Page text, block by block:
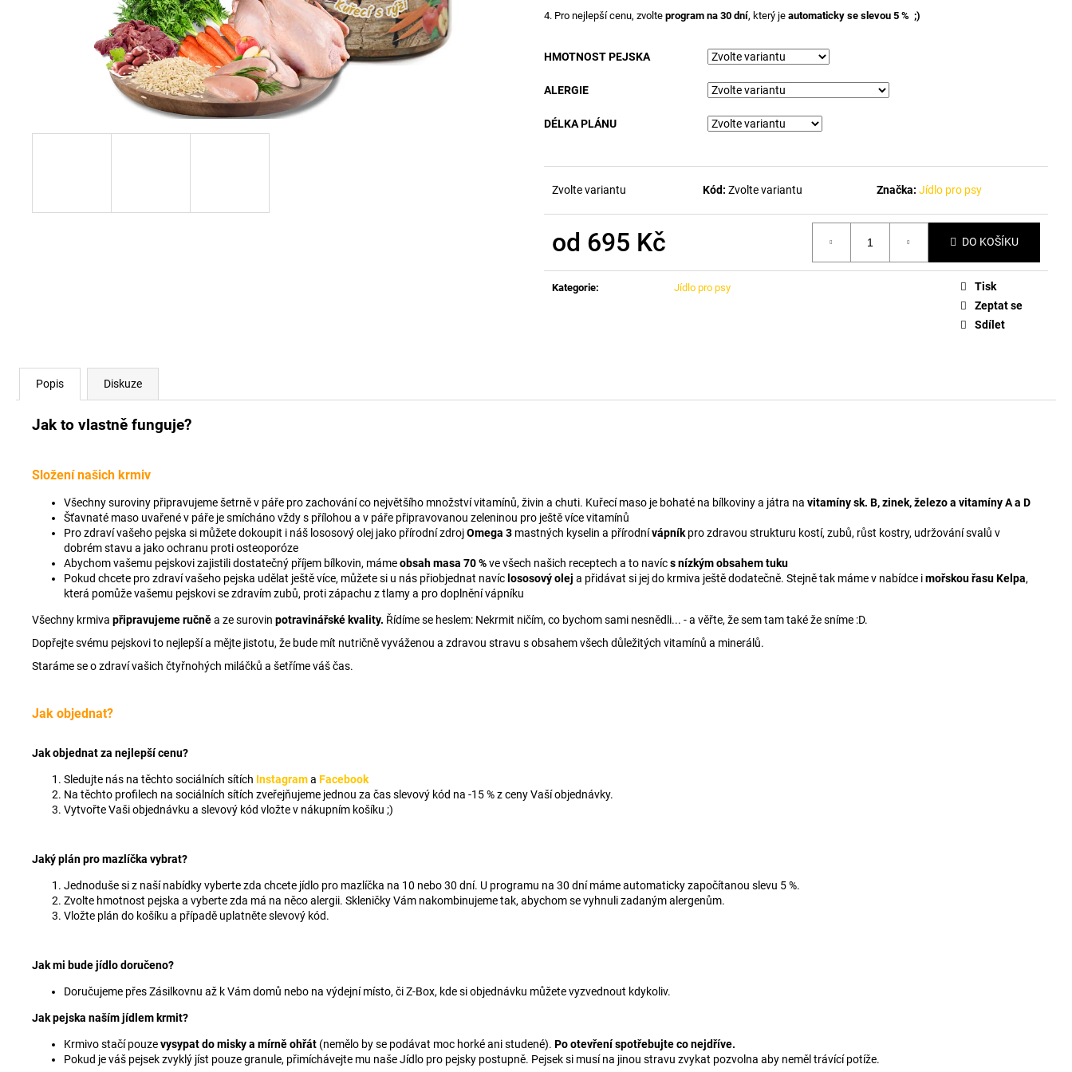
4. Pro nejlepší cenu, zvolte program na 30 dní, který je automaticky se slevou 5 % ;)
HMOTNOST PEJSKA
ALERGIE
DÉLKA PLÁNU
Zvolte variantu Kód: Zvolte variantu Značka: Jídlo pro psy
od 695 Kč DO KOŠÍKU
Kategorie: Jídlo pro psy
Tisk
Zeptat se
Sdílet
Popis Diskuze
Jak to vlastně funguje?
Složení našich krmiv
Všechny suroviny připravujeme šetrně v páře pro zachování co největšího množství vitamínů, živin a chuti. Kuřecí maso je bohaté na bílkoviny a játra na vitamíny sk. B, zinek, železo a vitamíny A a D
Šťavnaté maso uvařené v páře je smícháno vždy s přílohou a v páře připravovanou zeleninou pro ještě více vitamínů
Pro zdraví vašeho pejska si můžete dokoupit i náš lososový olej jako přírodní zdrojOmega 3 mastných kyselin a přírodnívápník pro zdravou strukturu kostí, zubů, růst kostry, udržování svalů v
dobrém stavu a jako ochranu proti osteoporóze
Abychom vašemu pejskovi zajistili dostatečný příjem bílkovin, mámeobsah masa 70 %ve všech našich receptech a to navícs nízkým obsahem tuku
Pokud chcete pro zdraví vašeho pejska udělat ještě více, můžete si u nás přiobjednat navíclososový olej a přidávat si jej do krmiva ještě dodatečně. Stejně tak máme v nabídce imořskou řasu Kelpa,
která pomůže vašemu pejskovi se zdravím zubů, proti zápachu z tlamy a pro doplnění vápníku
Všechny krmiva připravujeme ručněa ze surovin potravinářské kvality. Řídíme se heslem: Nekrmit ničím, co bychom sami nesnědli... - a věřte, že sem tam také že sníme :D.
Dopřejte svému pejskovi to nejlepší a mějte jistotu, že bude mít nutričně vyváženou a zdravou stravu s obsahem všech důležitých vitamínů a minerálů.
Staráme se o zdraví vašich čtyřnohých miláčků a šetříme váš čas.
Jak objednat?
Jak objednat za nejlepší cenu?
Sledujte nás na těchto sociálních sítích Instagrama Facebook
Na těchto profilech na sociálních sítích zveřejňujeme jednou za čas slevový kód na -15 % z ceny Vaší objednávky.
Vytvořte Vaši objednávku a slevový kód vložte v nákupním košíku ;)
Jaký plán pro mazlíčka vybrat?
Jednoduše si z naší nabídky vyberte zda chcete jídlo pro mazlíčka na 10 nebo 30 dní. U programu na 30 dní máme automaticky započítanou slevu 5 %.
Zvolte hmotnost pejska a vyberte zda má na něco alergii. Skleničky Vám nakombinujeme tak, abychom se vyhnuli zadaným alergenům.
Vložte plán do košíku a případě uplatněte slevový kód.
Jak mi bude jídlo doručeno?
Doručujeme přes Zásilkovnu až k Vám domů nebo na výdejní místo, či Z-Box, kde si objednávku můžete vyzvednout kdykoliv.
Jak pejska naším jídlem krmit?
Krmivo stačí pouzevysypat do misky a mírně ohřát (nemělo by se podávat moc horké ani studené). Po otevření spotřebujte co nejdříve.
Pokud je váš pejsek zvyklý jíst pouze granule, přimíchávejte mu naše Jídlo pro pejsky postupně. Pejsek si musí na jinou stravu zvykat pozvolna aby neměl trávící potíže.